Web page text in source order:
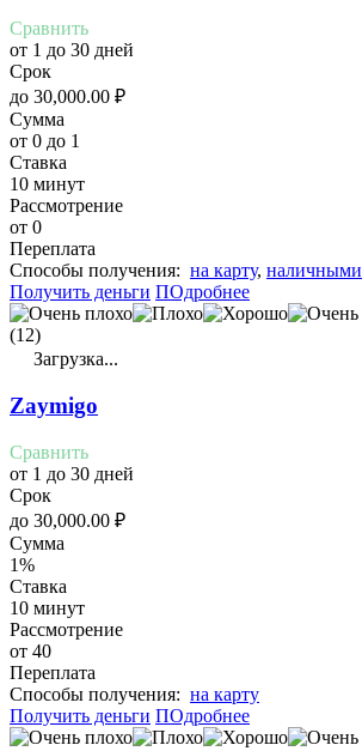
Сравнить
от 1 до 30 дней
Срок
до 30,000.00 ₽
Сумма
от 0 до 1
Ставка
10 минут
Рассмотрение
от 0
Переплата
Cпособы получения: на карту, наличными
Получить деньги ПОдробнее
(12)
Загрузка...
Zaymigo
Сравнить
от 1 до 30 дней
Срок
до 30,000.00 ₽
Сумма
1%
Ставка
10 минут
Рассмотрение
от 40
Переплата
Cпособы получения: на карту
Получить деньги ПОдробнее